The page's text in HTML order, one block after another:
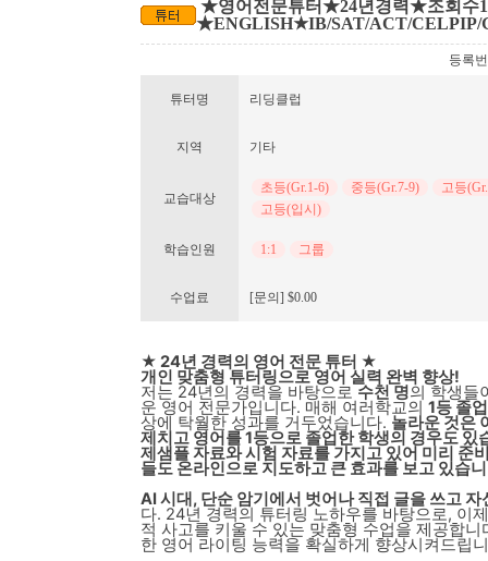
★영어전문튜터★24년경력★조회수
★ENGLISH★IB/SAT/ACT/CELPIP/
등록
튜터명 리딩클럽
지역 기타
교습대상
초등(Gr.1-6) 중등(Gr.7-9)
고등
고등(입시)
학습인원 1:1 그룹
수업료 [문의] $0.00
★ 24년 경력의 영어 전문 튜터 ★
개인 맞춤형 튜터링으로 영어 실력 완벽 향상!
저는 24년의 경력을 바탕으로 수천 명의 학생들
운 영어 전문가입니다. 매해 여러학교의 1등 졸
상에 탁월한 성과를 거두었습니다. 놀라운 것은
제치고 영어를 1등으로 졸업한 학생의 경우도 있
제샘플 자료와 시험 자료를 가지고 있어 미리 준
들도 온라인으로 지도하고 큰 효과를 보고 있습
AI 시대, 단순 암기에서 벗어나 직접 글을 쓰고
다. 24년 경력의 튜터링 노하우를 바탕으로, 이
적 사고를 키울 수 있는 맞춤형 수업을 제공합
한 영어 라이팅 능력을 확실하게 향상시켜드립